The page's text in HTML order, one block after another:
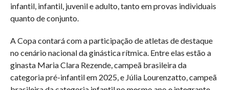
infantil, infantil, juvenil e adulto, tanto em provas individuais
quanto de conjunto.
A Copa contará com a participação de atletas de destaque
no cenário nacional da ginástica rítmica. Entre elas estão a
ginasta Maria Clara Rezende, campeã brasileira da
categoria pré-infantil em 2025, e Júlia Lourenzatto, campeã